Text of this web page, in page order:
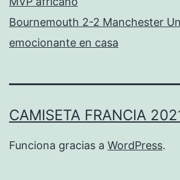
Bournemouth 2-2 Manchester
emocionante en casa
CAMISETA FRANCIA
Funciona gracias a WordPress.